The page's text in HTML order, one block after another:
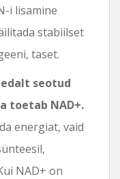
i lisamine
stabiilset
taset.
seotud
toetab NAD+.
energiat, vaid
NAD+ on